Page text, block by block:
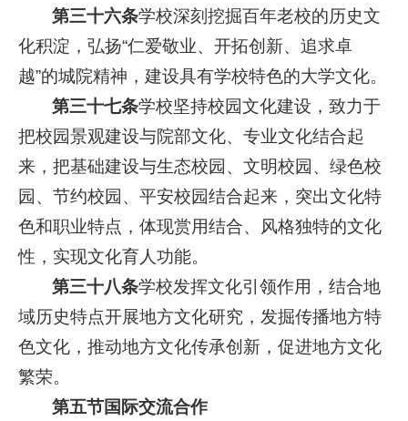
第三十六条学校深刻挖掘百年老校的历史文
化积淀，弘扬“仁爱敬业、开拓创新、追求卓
越”的城院精神，建设具有学校特色的大学文化。
第三十七条学校坚持校园文化建设，致力于
把校园景观建设与院部文化、专业文化结合起
来，把基础建设与生态校园、文明校园、绿色校
园、节约校园、平安校园结合起来，突出文化特
色和职业特点，体现赏用结合、风格独特的文化
性，实现文化育人功能。
第三十八条学校发挥文化引领作用，结合地
域历史特点开展地方文化研究，发掘传播地方特
色文化，推动地方文化传承创新，促进地方文化
繁荣。
第五节国际交流合作